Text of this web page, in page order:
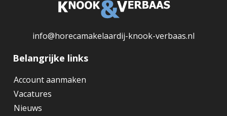
info@horecamakelaardij-knook-verbaas.nl
Belangrijke links
Account aanmaken
Vacatures
Nieuws